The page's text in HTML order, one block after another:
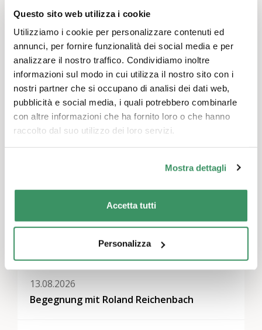
Questo sito web utilizza i cookie
Utilizziamo i cookie per personalizzare contenuti ed
annunci, per fornire funzionalità dei social media e per
analizzare il nostro traffico. Condividiamo inoltre
informazioni sul modo in cui utilizza il nostro sito con i
nostri partner che si occupano di analisi dei dati web,
pubblicità e social media, i quali potrebbero combinarle
con altre informazioni che ha fornito loro o che hanno
raccolto dal suo utilizzo dei loro servizi.
Mostra dettagli
Accetta tutti
Personalizza
Temi
intergenerazionale
13.08.2026
Begegnung mit Roland Reichenbach
Lascia un commento
Devi essere
per inviare un commento.